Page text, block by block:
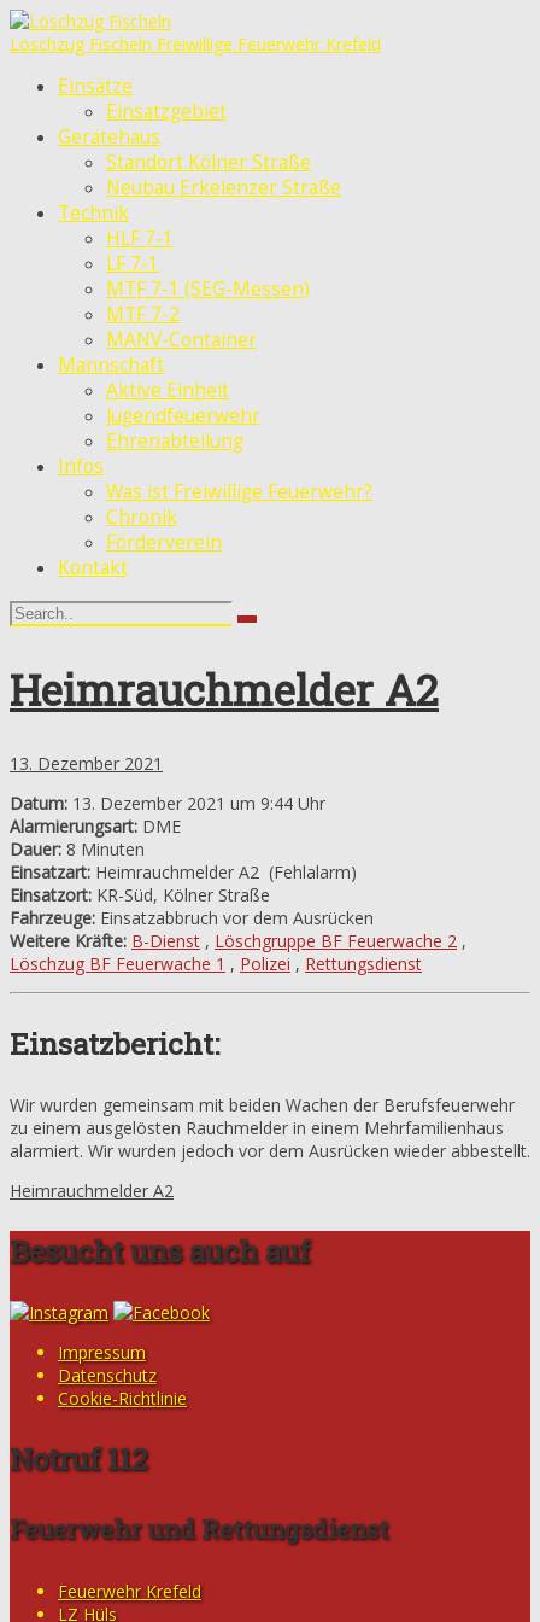
Löschzug Fischeln Freiwillige Feuerwehr Krefeld
Einsätze
Einsatzgebiet
Gerätehaus
Standort Kölner Straße
Neubau Erkelenzer Straße
Technik
HLF 7-1
LF 7-1
MTF 7-1 (SEG-Messen)
MTF 7-2
MANV-Container
Mannschaft
Aktive Einheit
Jugendfeuerwehr
Ehrenabteilung
Infos
Was ist Freiwillige Feuerwehr?
Chronik
Förderverein
Kontakt
Heimrauchmelder A2
13. Dezember 2021
Datum: 13. Dezember 2021 um 9:44 Uhr
Alarmierungsart: DME
Dauer: 8 Minuten
Einsatzart: Heimrauchmelder A2 (Fehlalarm)
Einsatzort: KR-Süd, Kölner Straße
Fahrzeuge: Einsatzabbruch vor dem Ausrücken
Weitere Kräfte: B-Dienst , Löschgruppe BF Feuerwache 2 ,
Löschzug BF Feuerwache 1 , Polizei , Rettungsdienst
Einsatzbericht:
Wir wurden gemeinsam mit beiden Wachen der Berufsfeuerwehr
zu einem ausgelösten Rauchmelder in einem Mehrfamilienhaus
alarmiert. Wir wurden jedoch vor dem Ausrücken wieder abbestellt.
Heimrauchmelder A2
Besucht uns auch auf
Impressum
Datenschutz
Cookie-Richtlinie
Notruf 112
Feuerwehr und Rettungsdienst
Feuerwehr Krefeld
LZ Hüls